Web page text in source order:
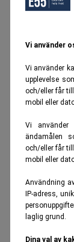
Vi använder
Vi använder
upplevelse
och/eller får
mobil eller
Vi
ändamålen
och/eller får
mobil eller
Användning
IP-adress,
laglig grund.
Dina val av